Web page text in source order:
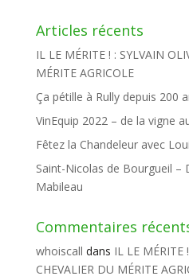
Articles récents
IL LE MÉRITE ! : SYLVAIN
MÉRITE AGRICOLE
Ça pétille à Rully depuis 200
VinEquip 2022 – de la vigne
Fêtez la Chandeleur avec
Saint-Nicolas de Bourgueil –
Mabileau
Commentaires
whoiscall dans IL LE MÉRITE
CHEVALIER DU MÉRITE